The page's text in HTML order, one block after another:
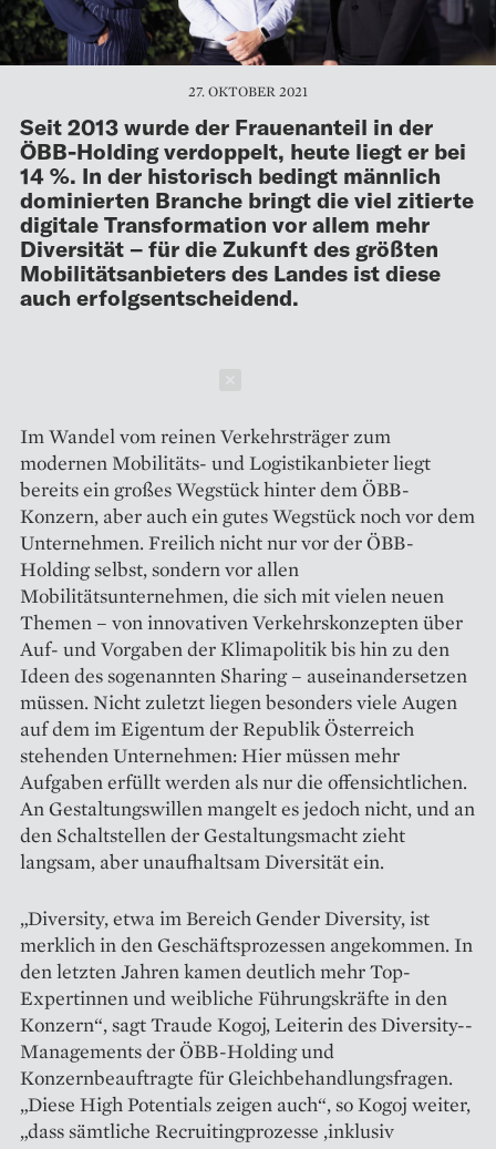
27. OKTOBER 2021
Seit 2013 wurde der Frauenanteil in der
ÖBB-Holding ver­doppelt, heute liegt er bei
14 %. In der historisch bedingt männlich
dominierten Branche bringt die viel zitierte
digitale Transformation vor allem mehr
Diversität – für die Zukunft des größten
Mobilitätsanbieters des Landes ist diese
auch erfolgsentscheidend.
Im Wandel vom reinen Verkehrs­träger zum
modernen Mobilitäts- und Logistik­anbieter liegt
bereits ein großes Wegstück hinter dem ÖBB-
Konzern, aber auch ein gutes Wegstück noch vor dem
Unternehmen. Freilich nicht nur vor der ÖBB-
Holding selbst, sondern vor allen
Mobilitätsunternehmen, die sich mit vielen neuen
Themen – von innovativen Verkehrskonzepten über
Auf- und Vorgaben der Klimapolitik bis hin zu den
Ideen des sogenannten Sharing – aus­einandersetzen
müssen. Nicht zuletzt liegen besonders viele Augen
auf dem im Eigentum der Republik Österreich
stehenden Unternehmen: Hier müssen mehr
Aufgaben erfüllt werden als nur die offensichtlichen.
An Gestaltungswillen mangelt es jedoch nicht, und an
den Schaltstellen der Gestaltungsmacht zieht
langsam, aber unauf­haltsam Diversität ein.
„Diversity, etwa im Bereich Gender Diversity, ist
merklich in den Geschäftsprozessen angekommen. In
den letzten Jahren kamen deutlich mehr Top-
Expertinnen und weibliche Führungskräfte in den
Konzern“, sagt Traude Kogoj, Leiterin des Diversity-­
Managements der ÖBB-Holding und
Konzernbeauftragte für Gleichbehandlungsfragen.
„Diese High Potentials zeigen auch“, so Kogoj weiter,
„dass sämtliche Recruitingprozesse ‚inklusiv